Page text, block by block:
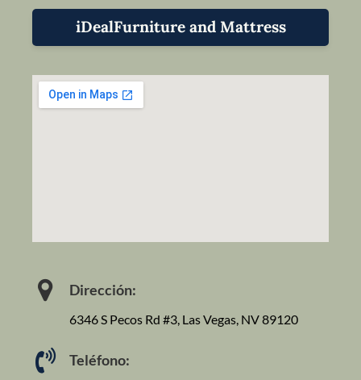
iDealFurniture and Mattress
Dirección:
6346 S Pecos Rd #3, Las Vegas, NV 89120
Teléfono: